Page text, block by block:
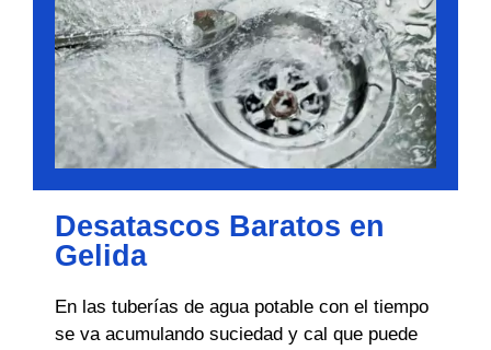
Desatascos Baratos en
Gelida
En las tuberías de agua potable con el tiempo
se va acumulando suciedad y cal que puede